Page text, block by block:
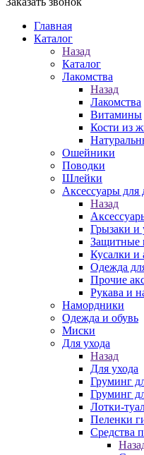
Главная
Каталог
Назад
Каталог
Лакомства
Назад
Лакомства
Витамины
Кости из
Ошейники
Поводки
Шлейки
Аксессуары для
Назад
Грызаки и
Защитные
Кусалки и
Одежда
Прочие
Рукава и
Намордники
Одежда и обувь
Миски
Для ухода
Назад
Для ухода
Груминг
Груминг
Лотки-
Пеленки
Средства